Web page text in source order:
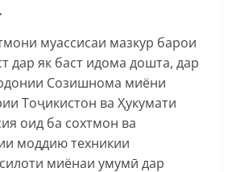
муассисаи мазкур барои
дар як баст идома дошта, дар
Созишнома миёни
Тоҷикистон ва Ҳукумати
оид ба сохтмон ва
моддию техникии
миёнаи умумӣ дар